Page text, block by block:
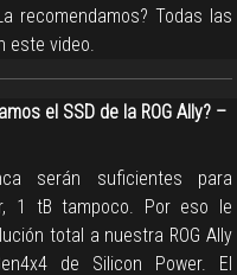
recomendamos? Todas las
este video.
el SSD de la ROG Ally? –
serán suficientes para
1 tB tampoco. Por eso le
total a nuestra ROG Ally
de Silicon Power. El